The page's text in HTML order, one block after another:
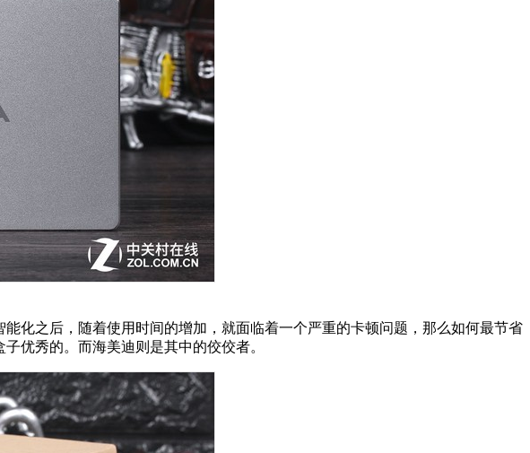
之后，随着使用时间的增加，就面临着一个严重的卡顿问题，那么如何最节省
优秀的。而海美迪则是其中的佼佼者。